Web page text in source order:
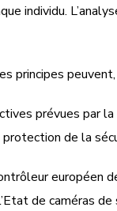
individu.
principes
prévues par
de la
européen
de caméras